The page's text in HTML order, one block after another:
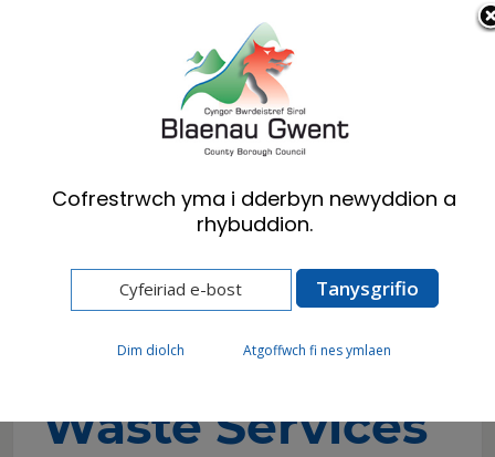
Cymraeg English
Cyngor
Rheoleiddio ac Arolygu
Silent Valley
Waste Services
Cofrestrwch yma i dderbyn newyddion a
rhybuddion.
Dim diolch Atgoffwch fi nes ymlaen